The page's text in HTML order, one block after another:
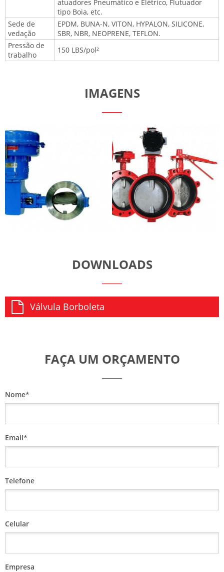
atuadores Pneumático e Elétrico, Flutuador
tipo Boia, etc.
Sede de
vedação
EPDM, BUNA-N, VITON, HYPALON, SILICONE,
SBR, NBR, NEOPRENE, TEFLON.
Pressão de
trabalho
150 LBS/pol²
IMAGENS
DOWNLOADS
Válvula Borboleta
FAÇA UM ORÇAMENTO
Nome*
Email*
Telefone
Celular
Empresa